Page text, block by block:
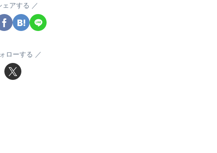
ェアする
ローする